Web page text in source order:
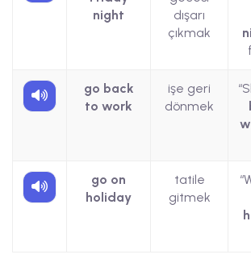
night
dışarı
çıkmak
go back
to work
işe geri
dönmek
go on
holiday
tatile
gitmek